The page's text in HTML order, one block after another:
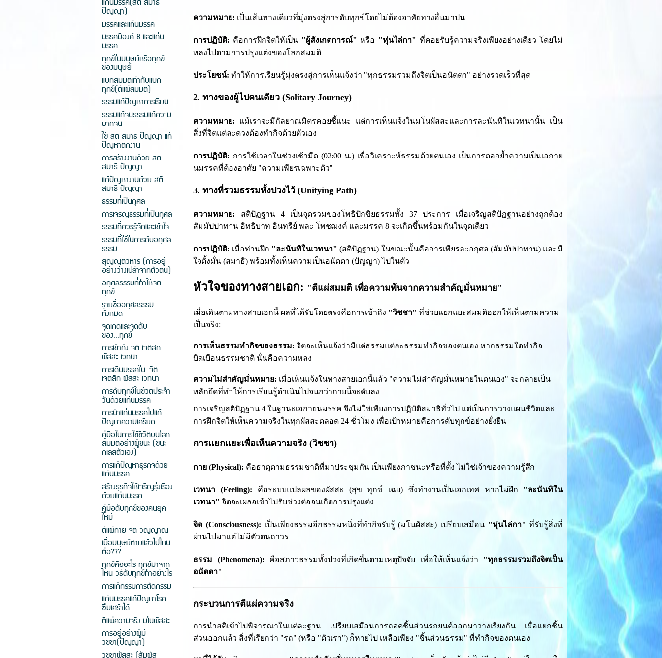
แก่นมรรค(สติ สมาธิ
ปัญญา)
มรรคและแก่นมรรค
มรรคมีองค์ 8 และแก่น
มรรค
ทุกข์ในมนุษย์หรือทุกข์
ของมนุษย์
แบกสมมติเท่ากับแบก
ทุกข์(ตีแผ่สมมติ)
ธรรมแก้ปัญหาการเรียน
ธรรมแก้จนธรรมแก้ความ
ยากจน
ใช้ สติ สมาธิ ปัญญา แก้
ปัญหาตกงาน
การสร้างงานด้วย สติ
สมาธิ ปัญญา
แก้ปัญหางานด้วย สติ
สมาธิ ปัญญา
ธรรมที่เป็นกุศล
การเจริญธรรมที่เป็นกุศล
ธรรมที่ควรรู้จักและเข้าใจ
ธรรมที่ใช้ในการดับอกุศล
ธรรม
สุญญตวิหาร (การอยู่
อย่างว่างเปล่าจากตัวตน)
อกุศลธรรมที่ทำให้จิต
ทุกข์
รายชื่ออกุศลธรรม
ทั้งหมด
จุดเกิดและจุดดับ
ของ...ทุกข์
การเข้าถึง จิต เจตสิก
ผัสสะ เวทนา
การเดินมรรคใน..จิต
เจตสิก ผัสสะ เวทนา
การดับทุกข์ในชีวิตประจำ
วันด้วยแก่นมรรค
การนำแก่นมรรคไปแก้
ปัญหาความเครียด
คู่มือในการใช้ชีวิตบนโลก
สมมติอย่างผู้ชนะ (ชนะ
กิเลสตัวเอง)
การแก้ปัญหาธุรกิจด้วย
แก่นมรรค
สร้างธุรกิจให้เจริญรุ่งเรือง
ด้วยแก่นมรรค
คู่มือดับทุกข์ของคนยุค
ใหม่
ตีแผ่กาย จิต วิญญาณ
เมื่อมนุษย์ตายแล้วไปไหน
ต่อ???
ทุกข์คืออะไร ทุกข์มาจาก
ไหน วิธีดับทุกข์ทำอย่างไร
การแก้กรรมการตัดกรรม
แก่นมรรคแก้ปัญหาโรค
ซึมเศร้าได้
ตีแผ่ความจริง มโนผัสสะ
การอยู่อย่างผู้มี
วิชชา(ปัญญา)
วิชชาผัสสะ (สัมผัส
ความหมาย: เป็นเส้นทางเดียวที่มุ่งตรงสู่การดับทุกข์โดยไม่ต้องอาศัยทางอื่นมาปน
การปฏิบัติ: คือการฝึกจิตให้เป็น "ผู้สังเกตการณ์" หรือ "หุ่นไล่กา" ที่คอยรับรู้ความจริงเพียงอย่างเดียว โดยไม่
หลงไปตามการปรุงแต่งของโลกสมมติ
ประโยชน์: ทำให้การเรียนรู้มุ่งตรงสู่การเห็นแจ้งว่า "ทุกธรรมรวมถึงจิตเป็นอนัตตา" อย่างรวดเร็วที่สุด
2. ทางของผู้ไปคนเดียว (Solitary Journey)
ความหมาย: แม้เราจะมีกัลยาณมิตรคอยชี้แนะ แต่การเห็นแจ้งในมโนผัสสะและการละนันทิในเวทนานั้น เป็น
สิ่งที่จิตแต่ละดวงต้องทำกิจด้วยตัวเอง
การปฏิบัติ: การใช้เวลาในช่วงเช้ามืด (02:00 น.) เพื่อวิเคราะห์ธรรมด้วยตนเอง เป็นการตอกย้ำความเป็นเอกาย
นมรรคที่ต้องอาศัย "ความเพียรเฉพาะตัว"
3. ทางที่รวมธรรมทั้งปวงไว้ (Unifying Path)
ความหมาย: สติปัฏฐาน 4 เป็นจุดรวมของโพธิปักขิยธรรมทั้ง 37 ประการ เมื่อเจริญสติปัฏฐานอย่างถูกต้อง
สัมมัปปาทาน อิทธิบาท อินทรีย์ พละ โพชฌงค์ และมรรค 8 จะเกิดขึ้นพร้อมกันในจุดเดียว
การปฏิบัติ: เมื่อท่านฝึก "ละนันทิในเวทนา" (สติปัฏฐาน) ในขณะนั้นคือการเพียรละอกุศล (สัมมัปปาทาน) และมี
ใจตั้งมั่น (สมาธิ) พร้อมทั้งเห็นความเป็นอนัตตา (ปัญญา) ไปในตัว
หัวใจของทางสายเอก: "ตีแผ่สมมติ เพื่อความพ้นจากความสำคัญมั่นหมาย"
เมื่อเดินตามทางสายเอกนี้ ผลที่ได้รับโดยตรงคือการเข้าถึง "วิชชา" ที่ช่วยแยกแยะสมมติออกให้เห็นตามความ
เป็นจริง:
การเห็นธรรมทำกิจของธรรม: จิตจะเห็นแจ้งว่ามีแต่ธรรมแต่ละธรรมทำกิจของตนเอง หากธรรมใดทำกิจ
บิดเบือนธรรมชาติ นั่นคือความหลง
ความไม่สำคัญมั่นหมาย: เมื่อเห็นแจ้งในทางสายเอกนี้แล้ว "ความไม่สำคัญมั่นหมายในตนเอง" จะกลายเป็น
หลักยึดที่ทำให้การเรียนรู้ดำเนินไปจนกว่ากายนี้จะดับลง
การเจริญสติปัฏฐาน 4 ในฐานะเอกายนมรรค จึงไม่ใช่เพียงการปฏิบัติสมาธิทั่วไป แต่เป็นการวางแผนชีวิตและ
การฝึกจิตให้เห็นความจริงในทุกผัสสะตลอด 24 ชั่วโมง เพื่อเป้าหมายคือการดับทุกข์อย่างยั่งยืน
การแยกแยะเพื่อเห็นความจริง (วิชชา)
กาย (Physical): คือธาตุตามธรรมชาติที่มาประชุมกัน เป็นเพียงภาชนะหรือที่ตั้ง ไม่ใช่เจ้าของความรู้สึก
เวทนา (Feeling): คือระบบแปลผลของผัสสะ (สุข ทุกข์ เฉย) ซึ่งทำงานเป็นเอกเทศ หากไม่ฝึก "ละนันทิใน
เวทนา" จิตจะเผลอเข้าไปรับช่วงต่อจนเกิดการปรุงแต่ง
จิต (Consciousness): เป็นเพียงธรรมอีกธรรมหนึ่งที่ทำกิจรับรู้ (มโนผัสสะ) เปรียบเสมือน "หุ่นไล่กา" ที่รับรู้สิ่งที่
ผ่านไปมาแต่ไม่มีตัวตนถาวร
ธรรม (Phenomena): คือสภาวธรรมทั้งปวงที่เกิดขึ้นตามเหตุปัจจัย เพื่อให้เห็นแจ้งว่า "ทุกธรรมรวมถึงจิตเป็น
อนัตตา"
กระบวนการตีแผ่ความจริง
การนำสติเข้าไปพิจารณาในแต่ละฐาน เปรียบเสมือนการถอดชิ้นส่วนรถยนต์ออกมาวางเรียงกัน เมื่อแยกชิ้น
ส่วนออกแล้ว สิ่งที่เรียกว่า "รถ" (หรือ "ตัวเรา") ก็หายไป เหลือเพียง "ชิ้นส่วนธรรม" ที่ทำกิจของตนเอง